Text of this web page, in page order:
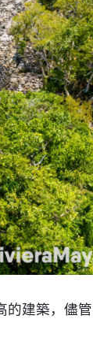
的建築，儘